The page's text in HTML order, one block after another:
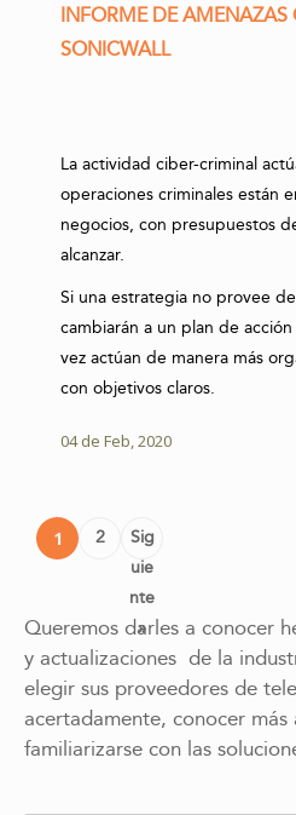
INFORME DE AMENAZAS
SONICWALL
La actividad ciber-criminal
operaciones criminales están
negocios, con presupuestos
alcanzar.
Si una estrategia no provee
cambiarán a un plan de
vez actúan de manera más
con objetivos claros.
04 de Feb, 2020
Post navigation
1 2
Sig
uie
nte
»
Queremos darles a conocer
y actualizaciones de la
elegir sus proveedores de
acertadamente, conocer
familiarizarse con las